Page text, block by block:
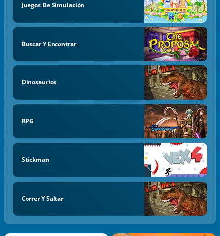
Juegos De Simulación
Buscar Y Encontrar
Dinosaurios
RPG
Stickman
Correr Y Saltar